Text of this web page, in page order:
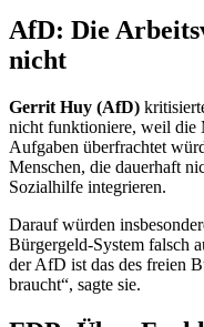
AfD: Die
nicht
Gerrit Huy (AfD)
nicht funktioniere, weil die
Aufgaben überfrachtet
Menschen, die dauerhaft
Sozialhilfe integrieren.
Darauf würden
Bürgergeld-System falsch
der AfD ist das des freien
braucht“, sagte sie.